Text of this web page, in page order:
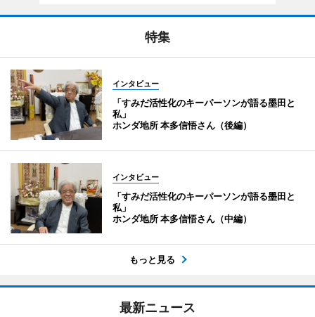
特集
インタビュー
「すみだ活性化のキーパーソンが語る墨田と
私」
ホンダ地所 本多信悟さん（後編）
インタビュー
「すみだ活性化のキーパーソンが語る墨田と
私」
ホンダ地所 本多信悟さん（中編）
もっと見る
最新ニュース